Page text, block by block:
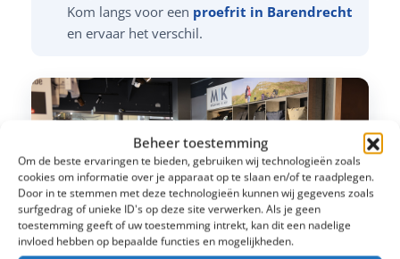
Beheer toestemming
Om de beste ervaringen te bieden, gebruiken wij technologieën zoals
cookies om informatie over je apparaat op te slaan en/of te raadplegen.
Door in te stemmen met deze technologieën kunnen wij gegevens zoals
surfgedrag of unieke ID's op deze site verwerken. Als je geen
toestemming geeft of uw toestemming intrekt, kan dit een nadelige
invloed hebben op bepaalde functies en mogelijkheden.
Kom langs voor een proefrit in Barendrecht
en ervaar het verschil.